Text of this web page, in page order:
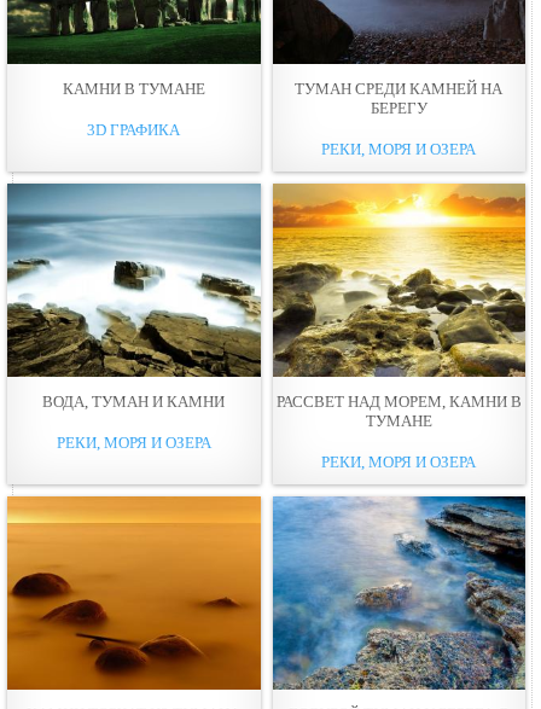
КАМНИ В ТУМАНЕ
3D ГРАФИКА
ТУМАН СРЕДИ КАМНЕЙ НА
БЕРЕГУ
РЕКИ, МОРЯ И ОЗЕРА
ВОДА, ТУМАН И КАМНИ
РЕКИ, МОРЯ И ОЗЕРА
РАССВЕТ НАД МОРЕМ, КАМНИ В
ТУМАНЕ
РЕКИ, МОРЯ И ОЗЕРА